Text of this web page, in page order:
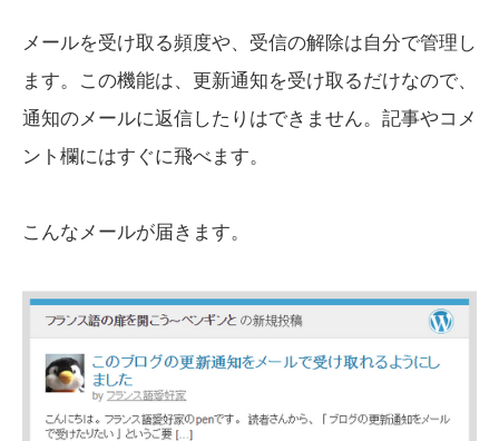
メールを受け取る頻度や、受信の解除は自分で管理し
ます。この機能は、更新通知を受け取るだけなので、
通知のメールに返信したりはできません。記事やコメ
ント欄にはすぐに飛べます。
こんなメールが届きます。